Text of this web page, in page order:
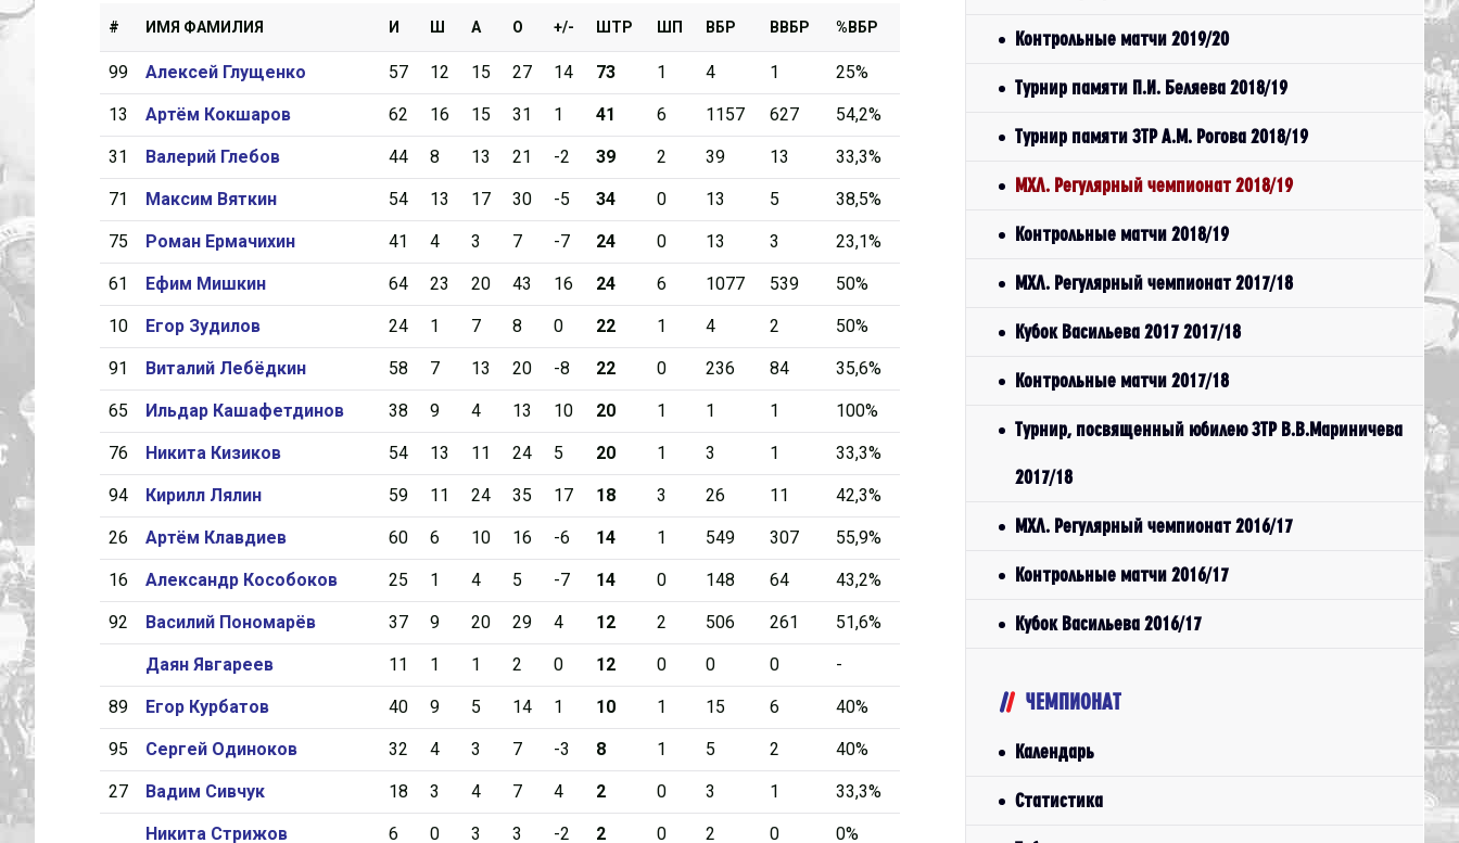
# ИМЯ ФАМИЛИЯ И Ш А О +/- ШТР ШП ВБР ВВБР %ВБР
99 Алексей Глущенко 57 12 15 27 14 73 1 4 1 25%
13 Артём Кокшаров 62 16 15 31 1 41 6 1157 627 54,2%
31 Валерий Глебов 44 8 13 21 -2 39 2 39 13 33,3%
71 Максим Вяткин 54 13 17 30 -5 34 0 13 5 38,5%
75 Роман Ермачихин 41 4 3 7 -7 24 0 13 3 23,1%
61 Ефим Мишкин 64 23 20 43 16 24 6 1077 539 50%
10 Егор Зудилов 24 1 7 8 0 22 1 4 2 50%
91 Виталий Лебёдкин 58 7 13 20 -8 22 0 236 84 35,6%
65 Ильдар Кашафетдинов 38 9 4 13 10 20 1 1 1 100%
76 Никита Кизиков 54 13 11 24 5 20 1 3 1 33,3%
94 Кирилл Лялин 59 11 24 35 17 18 3 26 11 42,3%
26 Артём Клавдиев 60 6 10 16 -6 14 1 549 307 55,9%
16 Александр Кособоков 25 1 4 5 -7 14 0 148 64 43,2%
92 Василий Пономарёв 37 9 20 29 4 12 2 506 261 51,6%
Даян Явгареев 11 1 1 2 0 12 0 0 0 -
89 Егор Курбатов 40 9 5 14 1 10 1 15 6 40%
95 Сергей Одиноков 32 4 3 7 -3 8 1 5 2 40%
27 Вадим Сивчук 18 3 4 7 4 2 0 3 1 33,3%
Никита Стрижов 6 0 3 3 -2 2 0 2 0 0%
Контрольные матчи 2019/20
Турнир памяти П.И. Беляева 2018/19
Турнир памяти ЗТР А.М. Рогова 2018/19
МХЛ. Регулярный чемпионат 2018/19
Контрольные матчи 2018/19
МХЛ. Регулярный чемпионат 2017/18
Кубок Васильева 2017 2017/18
Контрольные матчи 2017/18
Турнир, посвященный юбилею ЗТР В.В.Мариничева
2017/18
МХЛ. Регулярный чемпионат 2016/17
Контрольные матчи 2016/17
Кубок Васильева 2016/17
ЧЕМПИОНАТ
Календарь
Статистика